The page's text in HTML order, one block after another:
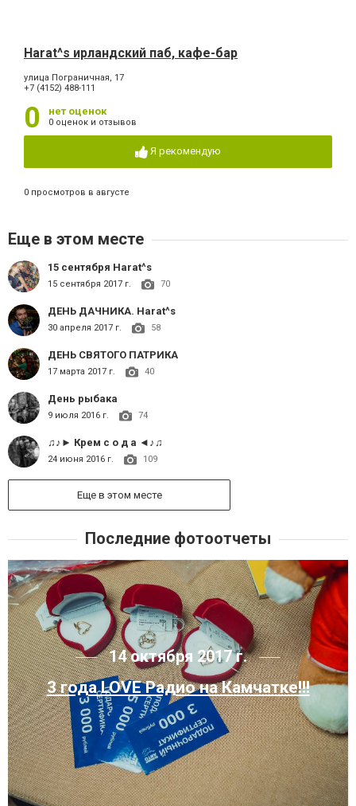
Harat^s ирландский паб, кафе-бар
улица Пограничная, 17
+7 (4152) 488-111
0 нет оценок
0 оценок и отзывов
Я рекомендую
0 просмотров в августе
Еще в этом месте
15 сентября Harat^s
15 сентября 2017 г. 70
ДЕНЬ ДАЧНИКА. Harat^s
30 апреля 2017 г. 58
ДЕНЬ СВЯТОГО ПАТРИКА
17 марта 2017 г. 40
День рыбака
9 июля 2016 г. 74
♫♪► Крем с о д а ◄♪♫
24 июня 2016 г. 109
Еще в этом месте
Последние фотоотчеты
14 октября 2017 г.
3 года LOVE Радио на Камчатке!!!